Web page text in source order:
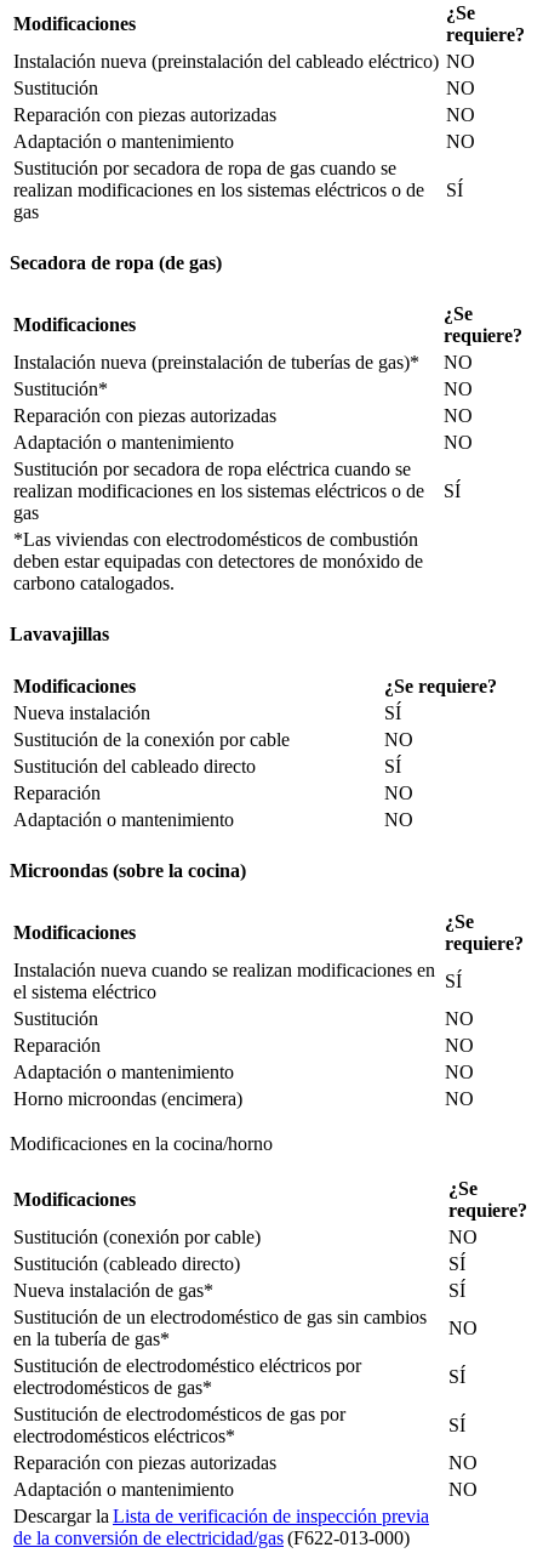
Modificaciones
¿Se
requiere?
Instalación nueva (preinstalación del cableado eléctrico) NO
Sustitución
NO
Reparación con piezas autorizadas
NO
Adaptación o mantenimiento
NO
Sustitución por secadora de ropa de gas cuando se
realizan modificaciones en los sistemas eléctricos o de
gas
SÍ
Secadora de ropa (de gas)
Modificaciones
¿Se
requiere?
Instalación nueva (preinstalación de tuberías de gas)*
NO
Sustitución*
NO
Reparación con piezas autorizadas
NO
Adaptación o mantenimiento
NO
Sustitución por secadora de ropa eléctrica cuando se
realizan modificaciones en los sistemas eléctricos o de
gas
SÍ
*Las viviendas con electrodomésticos de combustión
deben estar equipadas con detectores de monóxido de
carbono catalogados.
Lavavajillas
Modificaciones
¿Se requiere?
Nueva instalación
SÍ
Sustitución de la conexión por cable
NO
Sustitución del cableado directo
SÍ
Reparación
NO
Adaptación o mantenimiento
NO
Microondas (sobre la cocina)
Modificaciones
¿Se
requiere?
Instalación nueva cuando se realizan modificaciones en
el sistema eléctrico
SÍ
Sustitución
NO
Reparación
NO
Adaptación o mantenimiento
NO
Horno microondas (encimera)
NO
Modificaciones en la cocina/horno
Modificaciones
¿Se
requiere?
Sustitución (conexión por cable)
NO
Sustitución (cableado directo)
SÍ
Nueva instalación de gas*
SÍ
Sustitución de un electrodoméstico de gas sin cambios
en la tubería de gas*
NO
Sustitución de electrodoméstico eléctricos por
electrodomésticos de gas*
SÍ
Sustitución de electrodomésticos de gas por
electrodomésticos eléctricos*
SÍ
Reparación con piezas autorizadas
NO
Adaptación o mantenimiento
NO
Descargar la Lista de verificación de inspección previa
de la conversión de electricidad/gas(F622-013-000)